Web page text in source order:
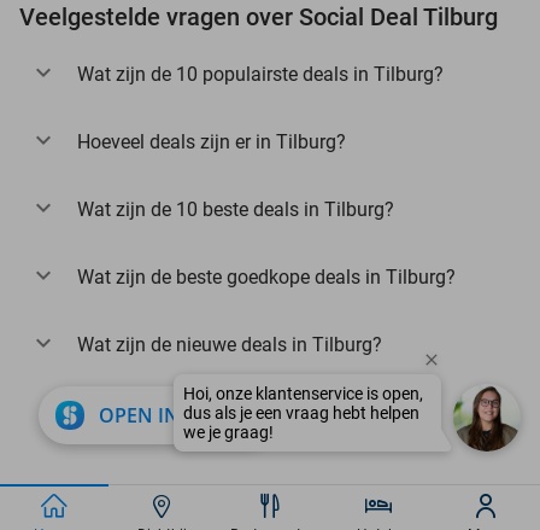
Veelgestelde vragen over Social Deal Tilburg
Wat zijn de 10 populairste deals in Tilburg?
Hoeveel deals zijn er in Tilburg?
Wat zijn de 10 beste deals in Tilburg?
Wat zijn de beste goedkope deals in Tilburg?
Wat zijn de nieuwe deals in Tilburg?
OPEN IN APP close